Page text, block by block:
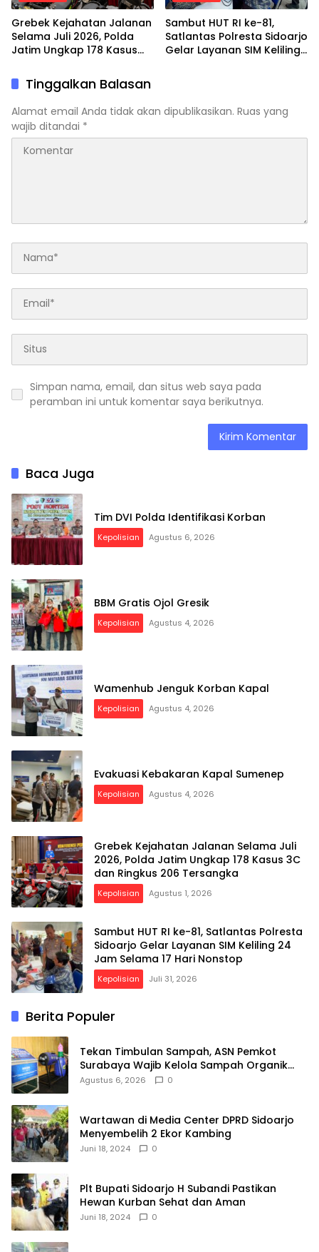
Grebek Kejahatan Jalanan
Selama Juli 2026, Polda
Jatim Ungkap 178 Kasus
Tersangka
Sambut HUT RI ke-81,
Satlantas Polresta Sidoarjo
Gelar Layanan SIM Keliling
Tinggalkan Balasan
Alamat email Anda tidak akan dipublikasikan. Ruas yang
wajib ditandai *
Simpan nama, email, dan situs web saya pada
peramban ini untuk komentar saya berikutnya.
Baca Juga
Tim DVI Polda Identifikasi Korban
Kepolisian Agustus 6, 2026
BBM Gratis Ojol Gresik
Kepolisian Agustus 4, 2026
Wamenhub Jenguk Korban Kapal
Kepolisian Agustus 4, 2026
Evakuasi Kebakaran Kapal Sumenep
Kepolisian Agustus 4, 2026
Grebek Kejahatan Jalanan Selama Juli
2026, Polda Jatim Ungkap 178 Kasus 3C
dan Ringkus 206 Tersangka
Kepolisian Agustus 1, 2026
Sambut HUT RI ke-81, Satlantas Polresta
Sidoarjo Gelar Layanan SIM Keliling 24
Jam Selama 17 Hari Nonstop
Kepolisian Juli 31, 2026
Berita Populer
Tekan Timbulan Sampah, ASN Pemkot
Surabaya Wajib Kelola Sampah Organik
dari Rumah
Agustus 6, 2026 0
Wartawan di Media Center DPRD Sidoarjo
Menyembelih 2 Ekor Kambing
Juni 18, 2024 0
Plt Bupati Sidoarjo H Subandi Pastikan
Hewan Kurban Sehat dan Aman
Juni 18, 2024 0